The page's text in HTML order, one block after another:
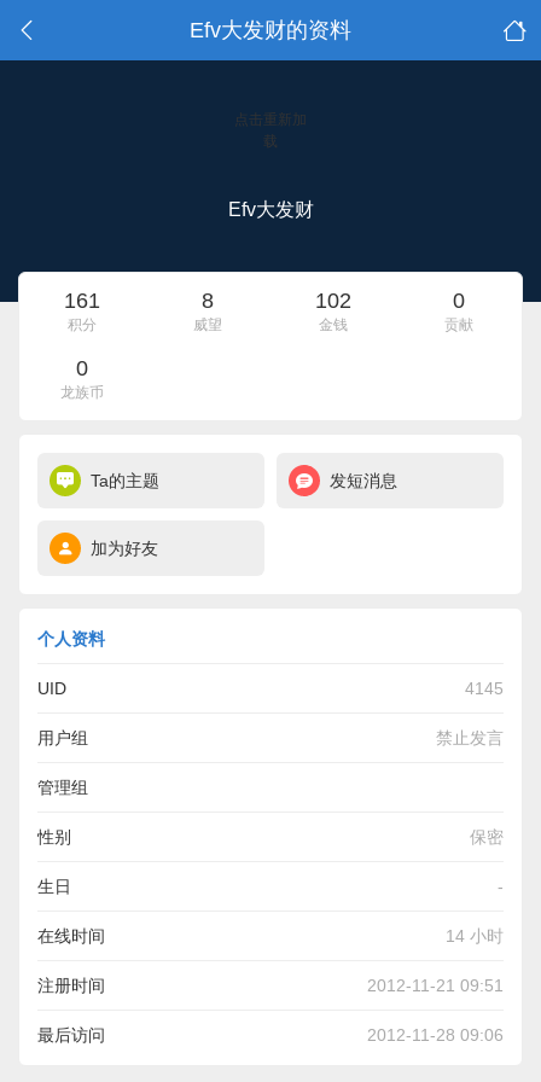
Efv大发财的资料
点击重新加
载
Efv大发财
161
积分
8
威望
102
金钱
0
贡献
0
龙族币
Ta的主题 发短消息
加为好友
个人资料
UID 4145
用户组 禁止发言
管理组
性别 保密
生日 -
在线时间 14 小时
注册时间 2012-11-21 09:51
最后访问 2012-11-28 09:06